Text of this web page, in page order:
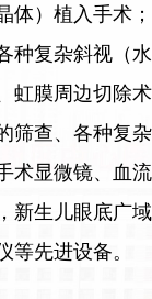
体）植入手术
种复杂斜视（
膜周边切除
筛查、各种复
显微镜、血
新生儿眼底广
先进设备。